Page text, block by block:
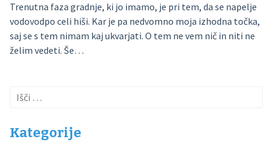
Trenutna faza gradnje, ki jo imamo, je pri tem, da se napelje
vodovodpo celi hiši. Kar je pa nedvomno moja izhodna točka,
saj se s tem nimam kaj ukvarjati. O tem ne vem nič in niti ne
želim vedeti. Še…
Išči:
Kategorije